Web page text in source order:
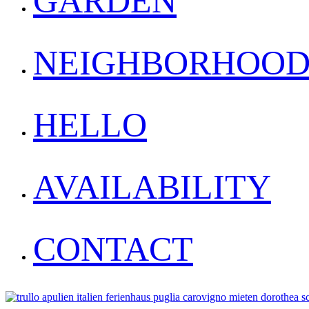
HELLO
AVAILABILITY
CONTACT